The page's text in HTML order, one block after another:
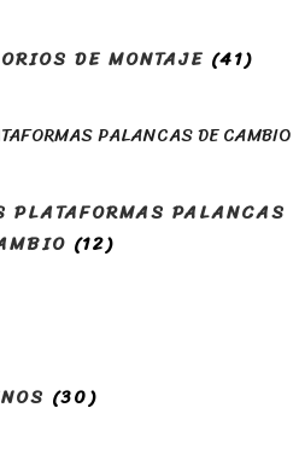
DE MONTAJE (41)
PLATAFORMAS PALANCAS
(12)
(30)